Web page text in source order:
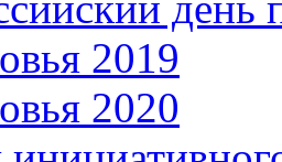
2019
2020